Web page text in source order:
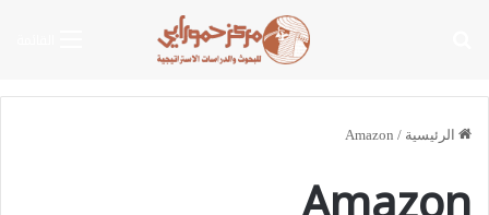
الرئيسية /
Amazon